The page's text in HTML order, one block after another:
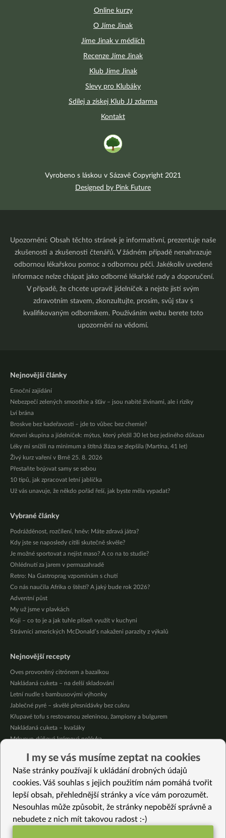
Online kurzy
O Jíme Jinak
Jíme Jinak v médiích
Recenze Jíme Jinak
Klub Jíme Jinak
Slevy pro Klubáky
Sdílej a získej Klub JJ zdarma
Kontakt
Vyrobeno s láskou v Sázavě Copyright 2021
Designed by Pink Future
Upozornění: Obsah těchto stránek je informativní, prezentuje naše
zkušenosti a zkušenosti čtenářů. V žádném případě nenahrazuje
odbornou lékařskou pomoc a odbornou péči. Jakékoliv uvedené
informace nelze chápat jako odborné lékařské rady a doporučení.
V případě, že chcete upravit jídelníček a nejste jistí svým
zdravotním stavem, zkonzultujte, prosím, svůj stav s
kvalifikovaným odborníkem. Používáním webu berete toto
upozornění na vědomí.
Nejnovější články
Emoční zajídání
Nebezpečí zelených smoothie a šťáv – jsou nabité živinami, ale i riziky
Lví brána
Broskve bez kadeřavosti – jde to vůbec bez chemie?
Krevní skupina a jídelníček: mýtus, který přežil 30 let bez jediného důkazu
Léky mi snížili na minimum a štítná žláza se zlepšila (Martina, 41 let)
Živý kurz vaření v Brně 25. 8. 2026
Přestaňte bojovat samy se sebou
10 tipů, jak zpracovat letní jablíčka
Už vás unavuje, že někdo pořád řeší, jak byste měla vypadat?
Vybrané články
Podrážděnost, rozčílení, hněv: Máte zdravá játra?
Kdy jste se naposledy cítili skutečně skvěle?
Je možné sportovat a nejíst maso? A co na to studie?
Ohlédnutí za jarem v permazahradě
Retro: Na Gastroprag vzpomínám s chutí
Co nás naučila Afrika o štěstí? A jaký bude rok 2026?
Adventní půst
My už jsme v plavkách
Koji – co to je a jak tuhle plíseň využít v kuchyni
Strávníci amerických McDonald’s nakaženi parazity z výkalů
Nejnovější recepty
Oves provoněný citrónem a bazalkou
Nakládaná cuketa – na delší skladování
Letní nudle s bambusovými výhonky
Jablečné pyré – skvělé přesnídávky bez cukru
Křupavé tofu s restovanou zeleninou, žampiony a bulgurem
Nakládaná cuketa – kvašáky
Mrkvovo-dýňová krémová polévka
Osvěžující čaj s citronovými bylinkami
Nepečený jablečný dort s rybízem
Vybrané recepty
Jarní kuskus s ředkvičkou a divokou zeleninou
Bezlepkoví ježečci
I my se vás musíme zeptat na cookies
Naše stránky používají k ukládání drobných údajů
cookies. Váš souhlas s jejich použitím nám pomáhá tvořit
lepší obsah, přehlednější stránky a více vám porozumět.
Nesouhlas může způsobit, že stránky nepoběží správně a
nebudete z nich mít takovou radost :-)